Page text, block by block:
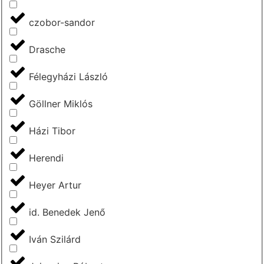
czobor-sandor
Drasche
Félegyházi László
Göllner Miklós
Házi Tibor
Herendi
Heyer Artur
id. Benedek Jenő
Iván Szilárd